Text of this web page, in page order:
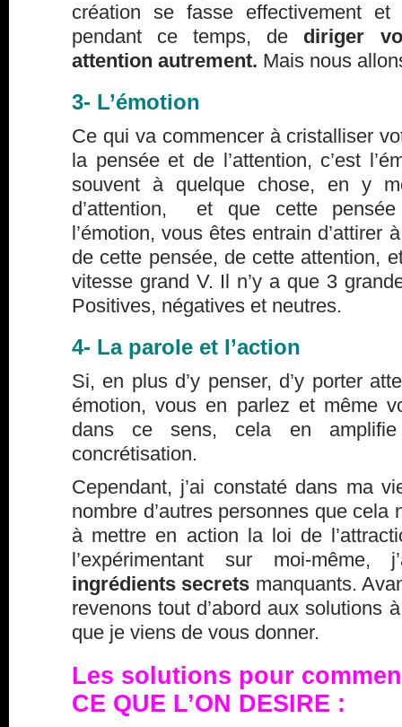
création se fasse effectivement
pendant ce temps, de diriger
attention autrement. Mais nous
3- L’émotion
Ce qui va commencer à cristalliser
la pensée et de l’attention, c’est
souvent à quelque chose, en y
d’attention, et que cette
l’émotion, vous êtes entrain d’attirer
de cette pensée, de cette attention,
vitesse grand V. Il n’y a que 3
Positives, négatives et neutres.
4- La parole et l’action
Si, en plus d’y penser, d’y porter
émotion, vous en parlez et même
dans ce sens, cela en amplifie
concrétisation.
Cependant, j’ai constaté dans ma
nombre d’autres personnes que cela
à mettre en action la loi de
l’expérimentant sur moi-
ingrédients secrets manquants.
revenons tout d’abord aux solutions
que je viens de vous donner.
Les solutions pour
CE QUE L’ON DESIRE :